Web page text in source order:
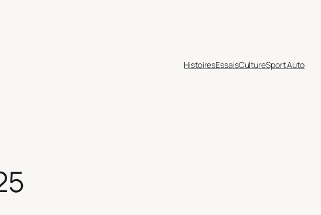
HistoiresEssaisCultureSport Auto